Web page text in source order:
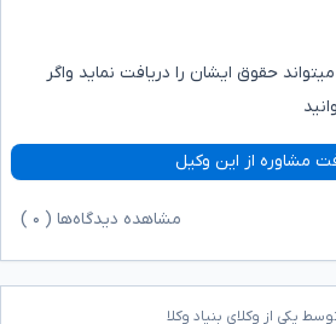
حقوق ایشان را دریافت نماید واگر
مشاوره از این وکیل
مشاهده دیدگاه‌ها ( ۰
یکی از وکلای بنیاد وکلا